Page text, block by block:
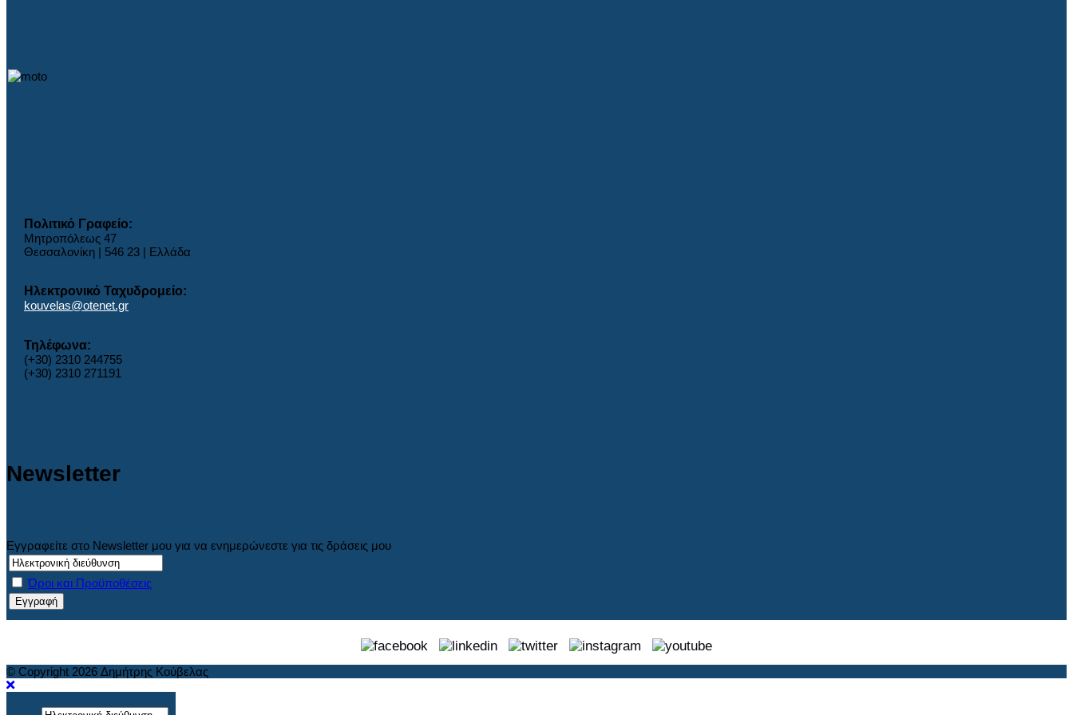
Πολιτικό Γραφείο:
Μητροπόλεως 47
Θεσσαλονίκη | 546 23 | Ελλάδα
Ηλεκτρονικό Ταχυδρομείο:
kouvelas@otenet.gr
Τηλέφωνα:
(+30) 2310 244755
(+30) 2310 271191
Newsletter
Εγγραφείτε στο Newsletter μου για να ενημερώνεστε για τις δράσεις μου
Όροι και Προϋποθέσεις
© Copyright 2026 Δημήτρης Κούβελας